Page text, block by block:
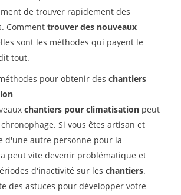
de trouver rapidement des
Comment trouver des nouveaux
sont les méthodes qui payent le
tout.
pour obtenir des chantiers
chantiers pour climatisation peut
Si vous êtes artisan et
d'une autre personne pour la
peut vite devenir problématique et
d'inactivité sur les chantiers.
des astuces pour développer votre